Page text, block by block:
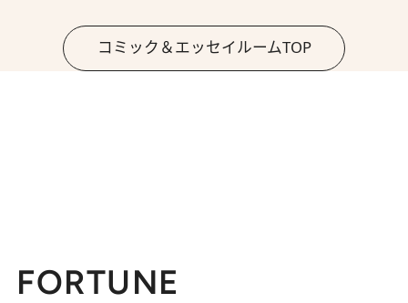
コミック＆エッセイルームTOP
FORTUNE